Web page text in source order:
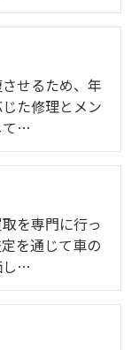
せるため、年
た修理とメン
て…
を専門に行っ
を通じて車の
し…